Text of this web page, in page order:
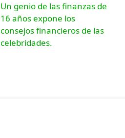
Un genio de las finanzas de
16 años expone los
consejos financieros de las
celebridades.